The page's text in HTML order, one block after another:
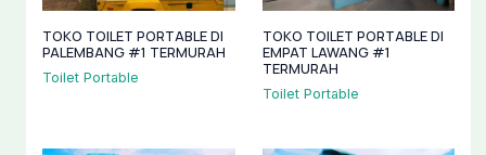
TOKO TOILET PORTABLE DI
PALEMBANG #1 TERMURAH
Toilet Portable
TOKO TOILET PORTABLE DI
EMPAT LAWANG #1
TERMURAH
Toilet Portable